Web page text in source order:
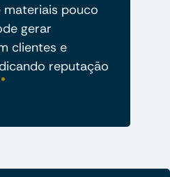
materiais pouco
gerar
clientes e
reputação